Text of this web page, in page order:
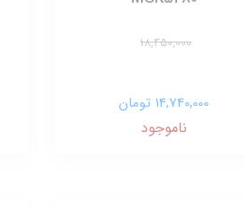
18,450,000
14,740,000 تومان
ناموجود